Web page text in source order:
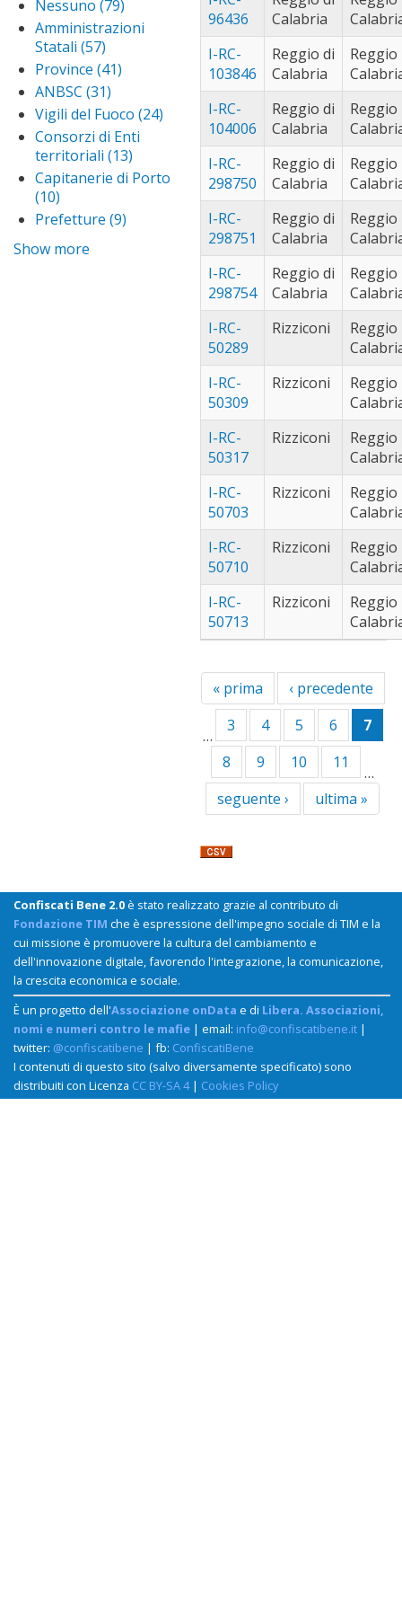
trabia (101)
filter
trecastagni
(58)Apply
trecastagni
filter
valenzano
(84)Apply
valenzano
filter
vallelunga
pratameno
(56)Apply
vallelunga
pratameno
filter
varese (62)
filter
filterfilter
Nessuno (79)
Nessuno
Amministrazioni
Statali (57)
Amministrazioni
Statali filter
Province (41)
filter
ANBSC (31)
ANBSC
filter
Vigili del Fuoco (24)
Fuoco
filter
Consorzi di Enti
territoriali (13)
Consorzi
Capitanerie di Porto
(10)
di Porto filter
Prefetture (9)
Show more
96436
Calabria
I-RC-
103846
Reggio di
Calabria
Reggio
I-RC-
104006
Reggio di
Calabria
Reggio
I-RC-
298750
Reggio di
Calabria
Reggio
I-RC-
298751
Reggio di
Calabria
Reggio
I-RC-
298754
Reggio di
Calabria
Reggio
I-RC-
50289
Rizziconi
Reggio
I-RC-
50309
Rizziconi
Reggio
I-RC-
50317
Rizziconi
Reggio
I-RC-
50703
Rizziconi
Reggio
I-RC-
50710
Rizziconi
Reggio
I-RC-
50713
Rizziconi
Reggio
« prima ‹ precedente
…
3 4 5 6
7
8
9 10 11
…
seguente ›
ultima »
Confiscati Bene 2.0è stato realizzato grazie al contributo di
Fondazione TIM che è espressione dell'impegno sociale di TIM e la
cui missione è promuovere la cultura del cambiamento e
dell'innovazione digitale, favorendo l'integrazione, la comunicazione,
la crescita economica e sociale.
È un progetto dell'Associazione onData e di Libera. Associazioni,
nomi e numeri contro le mafie | email: info@confiscatibene.it |
twitter: @confiscatibene | fb: ConfiscatiBene
I contenuti di questo sito (salvo diversamente specificato) sono
distribuiti con Licenza CC BY-SA 4| Cookies Policy